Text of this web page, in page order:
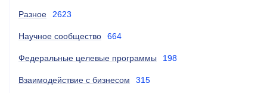
Разное 2623
Научное сообщество 664
Федеральные целевые программы 198
Взаимодействие с бизнесом 315